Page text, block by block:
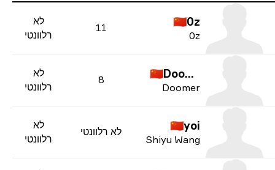
0z
🇨🇳
רלוונטי
Doomer
🇨🇳
Doomer
רלוונטי
yoi
🇨🇳
Shiyu Wang
לא רלוונטי
רלוונטי